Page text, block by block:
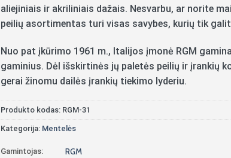
aliejiniais ir akriliniais dažais. Nesvarbu, ar norite
peilių asortimentas turi visas savybes, kurių tik
Nuo pat įkūrimo 1961 m., Italijos įmonė RGM
gaminius. Dėl išskirtinės jų paletės peilių ir įrankių
gerai žinomu dailės įrankių tiekimo lyderiu.
Produkto kodas: RGM-31
Kategorija: Mentelės
Gamintojas: RGM